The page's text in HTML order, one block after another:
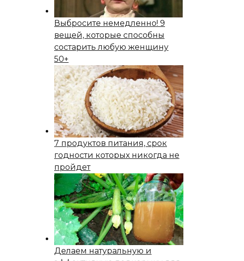
Выбросите немедленно! 9
вещей, которые способны
состapить любую женщину
50+
7 продуктов питания, срок
годности которых никогда не
пройдет
Делаем натуральную и